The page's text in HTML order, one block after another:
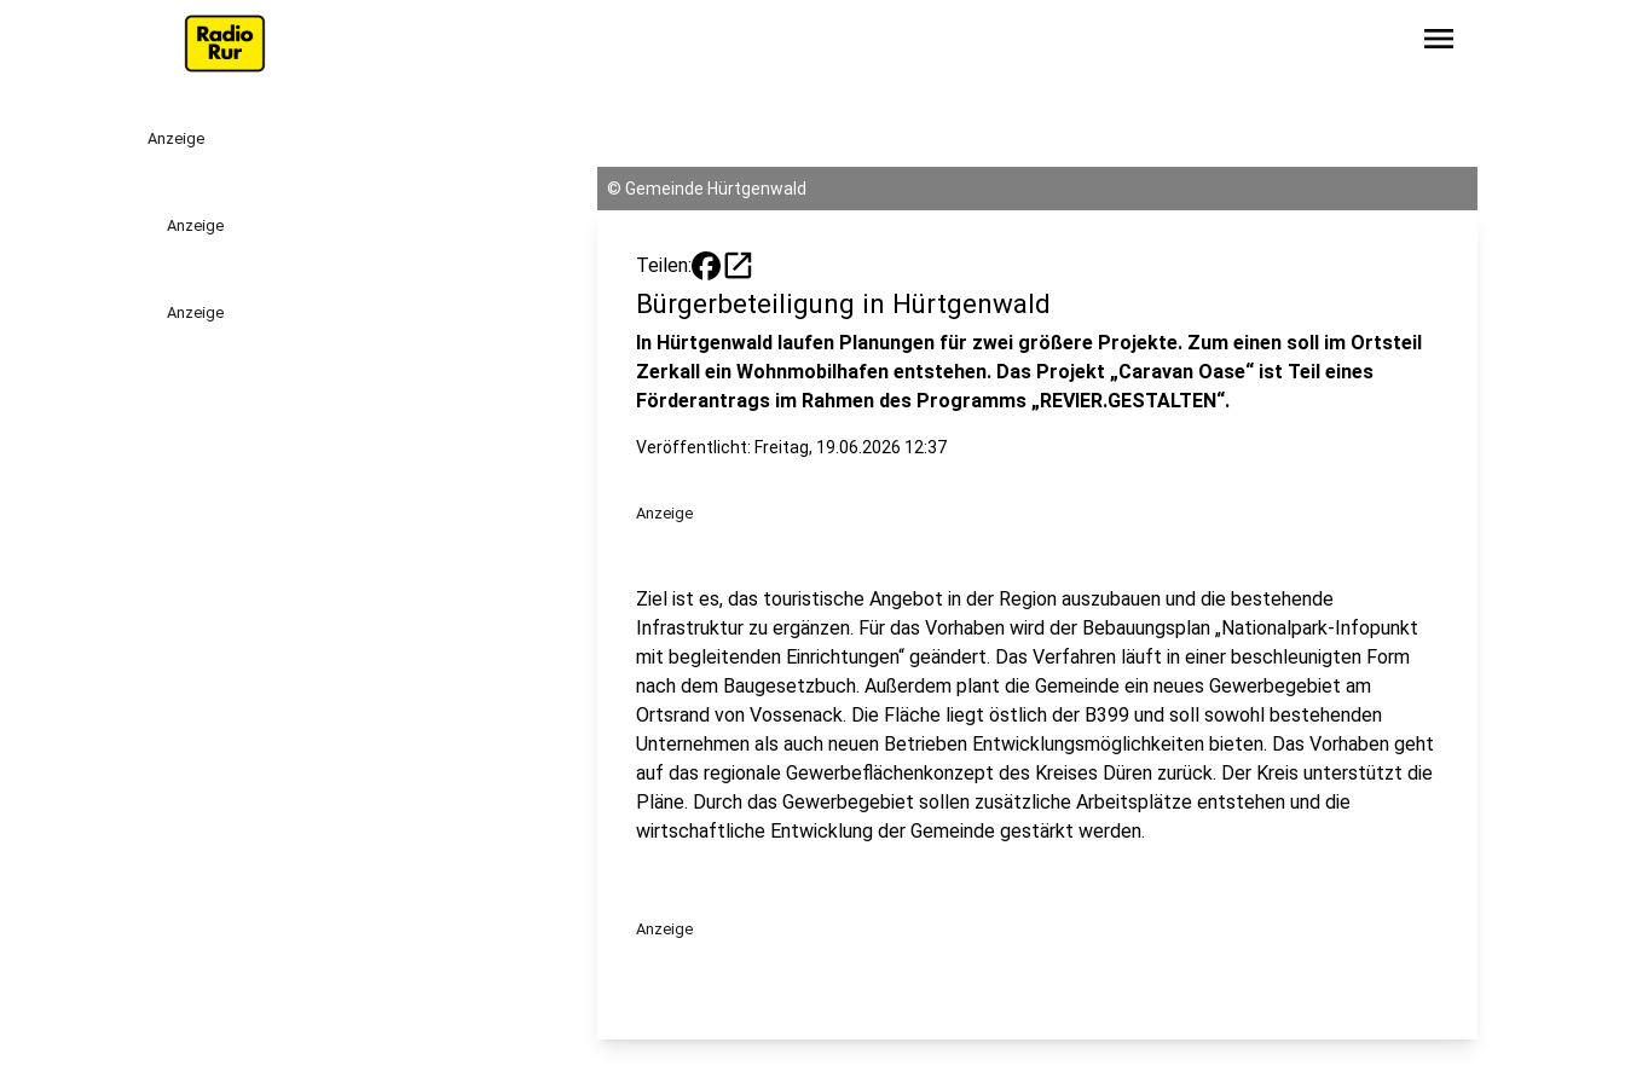
menu
Anzeige
Anzeige
Anzeige
© Gemeinde Hürtgenwald
Teilen: open_in_new
Bürgerbeteiligung in Hürtgenwald
In Hürtgenwald laufen Planungen für zwei größere Projekte. Zum einen soll im Ortsteil
Zerkall ein Wohnmobilhafen entstehen. Das Projekt „Caravan Oase“ ist Teil eines
Förderantrags im Rahmen des Programms „REVIER.GESTALTEN“.
Veröffentlicht: Freitag, 19.06.2026 12:37
Anzeige
Ziel ist es, das touristische Angebot in der Region auszubauen und die bestehende
Infrastruktur zu ergänzen. Für das Vorhaben wird der Bebauungsplan „Nationalpark-Infopunkt
mit begleitenden Einrichtungen“ geändert. Das Verfahren läuft in einer beschleunigten Form
nach dem Baugesetzbuch. Außerdem plant die Gemeinde ein neues Gewerbegebiet am
Ortsrand von Vossenack. Die Fläche liegt östlich der B399 und soll sowohl bestehenden
Unternehmen als auch neuen Betrieben Entwicklungsmöglichkeiten bieten. Das Vorhaben geht
auf das regionale Gewerbeflächenkonzept des Kreises Düren zurück. Der Kreis unterstützt die
Pläne. Durch das Gewerbegebiet sollen zusätzliche Arbeitsplätze entstehen und die
wirtschaftliche Entwicklung der Gemeinde gestärkt werden.
Anzeige